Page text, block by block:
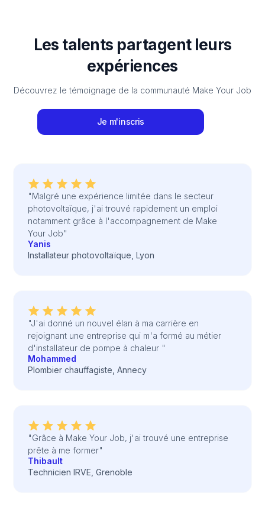
Les talents partagent leurs
expériences
Découvrez le témoignage de la communauté Make Your Job
Je m'inscris
"Malgré une expérience limitée dans le secteur
photovoltaïque, j'ai trouvé rapidement un emploi
notamment grâce à l'accompagnement de Make
Your Job"
Yanis
Installateur photovoltaïque, Lyon
"J'ai donné un nouvel élan à ma carrière en
rejoignant une entreprise qui m'a formé au métier
d'installateur de pompe à chaleur "
Mohammed
Plombier chauffagiste, Annecy
"Grâce à Make Your Job, j'ai trouvé une entreprise
prête à me former"
Thibault
Technicien IRVE, Grenoble